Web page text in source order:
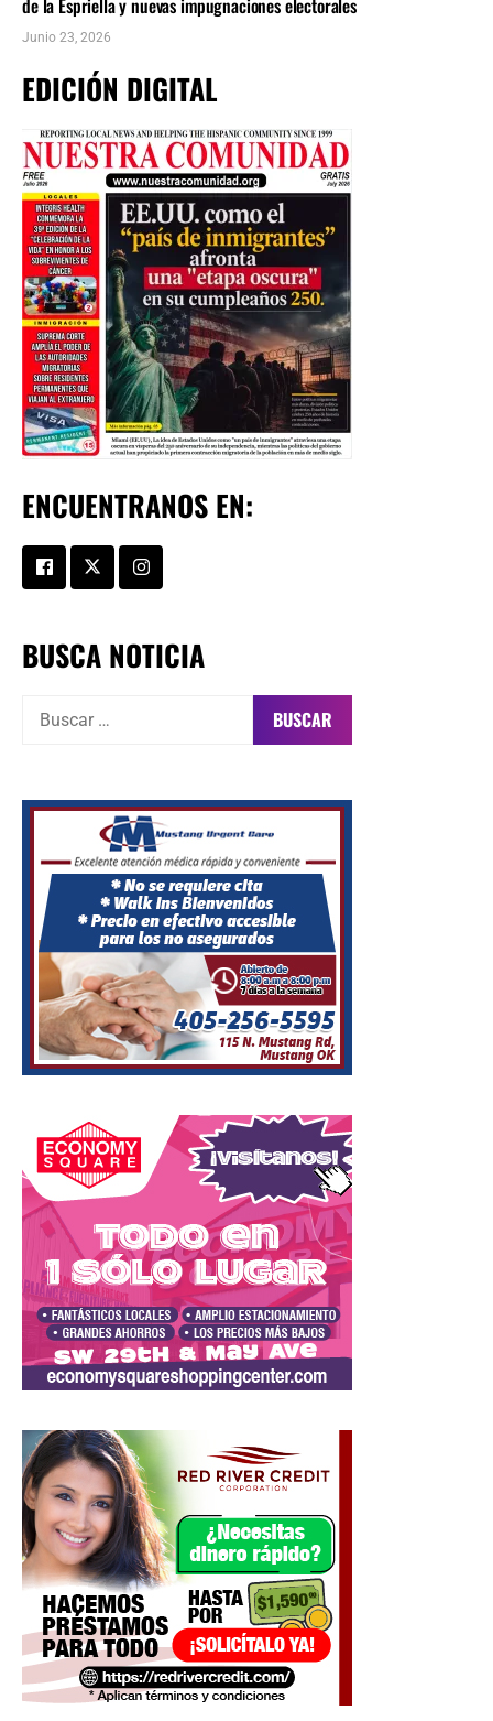
Junio 23, 2026
EDICIÓN DIGITAL
ENCUENTRANOS EN:
BUSCA NOTICIA
Buscar: